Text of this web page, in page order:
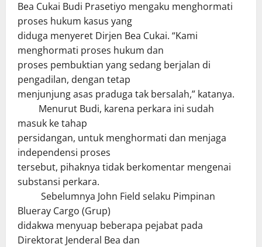
Bea Cukai Budi Prasetiyo mengaku menghormati
proses hukum kasus yang
diduga menyeret Dirjen Bea Cukai. “Kami
menghormati proses hukum dan
proses pembuktian yang sedang berjalan di
pengadilan, dengan tetap
menjunjung asas praduga tak bersalah,” katanya.
Menurut Budi, karena perkara ini sudah
masuk ke tahap
persidangan, untuk menghormati dan menjaga
independensi proses
tersebut, pihaknya tidak berkomentar mengenai
substansi perkara.
Sebelumnya John Field selaku Pimpinan
Blueray Cargo (Grup)
didakwa menyuap beberapa pejabat pada
Direktorat Jenderal Bea dan